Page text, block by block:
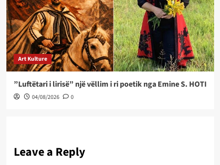
Art Kulture
”Luftëtari i lirisë” një vëllim i ri poetik nga Emine S. HOTI
04/08/2026 0
Leave a Reply